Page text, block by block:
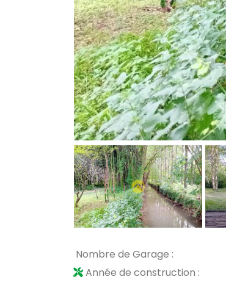
Nombre de Garage :
Année de construction :